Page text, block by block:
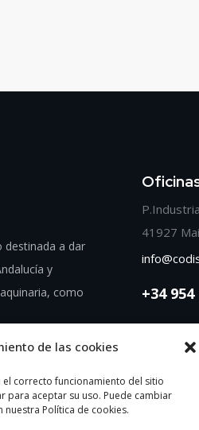
de las cookies
correcto funcionamiento del sitio
para aceptar su uso. Puede cambiar
Política de cookies.
destinada a dar
y
como
41927
+34 954